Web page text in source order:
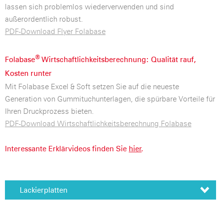
lassen sich problemlos wiederverwenden und sind
außerordentlich robust.
PDF-Download Flyer Folabase
Folabase®Wirtschaftlichkeitsberechnung: Qualität rauf,
Kosten runter
Mit Folabase Excel & Soft setzen Sie auf die neueste
Generation von Gummituchunterlagen, die spürbare Vorteile für
Ihren Druckprozess bieten.
PDF-Download Wirtschaftlichkeitsberechnung Folabase
Interessante Erklärvideos finden Sie hier.
Lackierplatten